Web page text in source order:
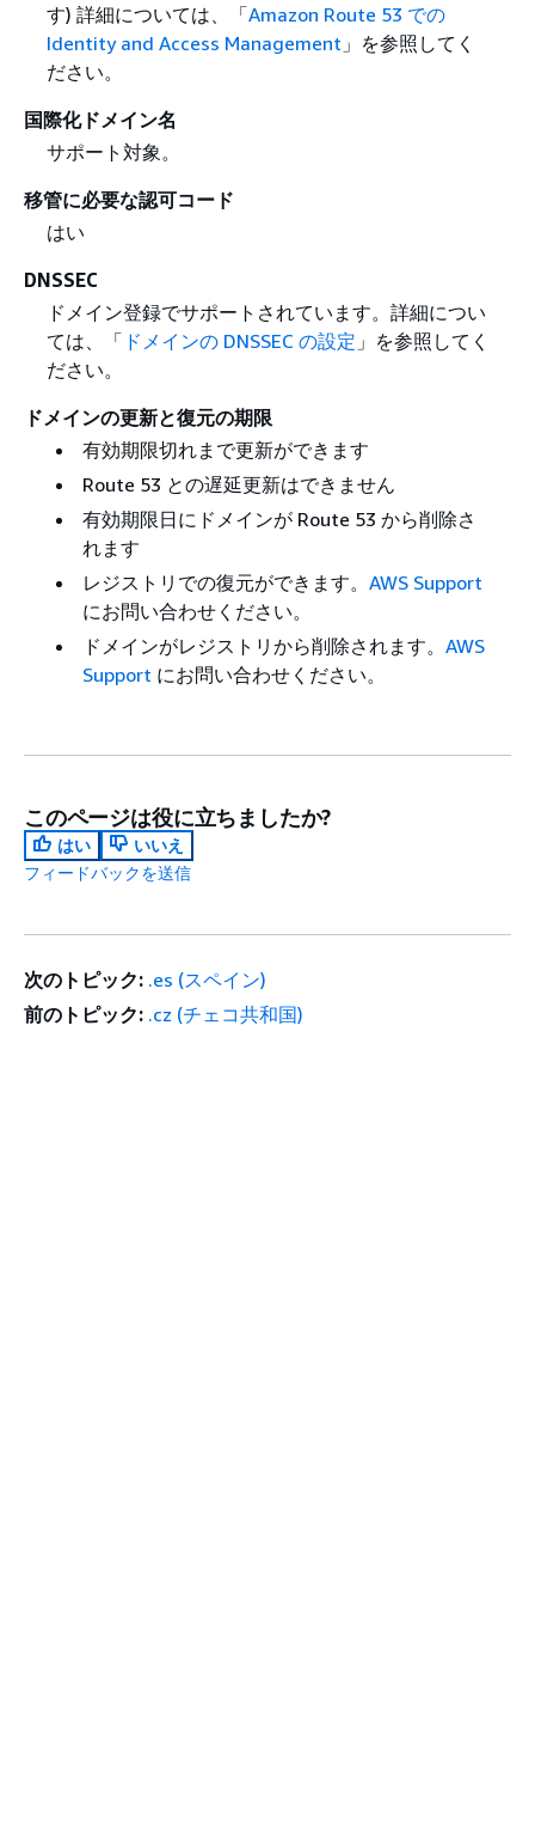
す) 詳細については、「Amazon Route 53 での
Identity and Access Management 」を参照してく
ださい。
国際化ドメイン名
サポート対象。
移管に必要な認可コード
はい
DNSSEC
ドメイン登録でサポートされています。詳細につい
ては、「 ドメインの DNSSEC の設定 」を参照してく
ださい。
ドメインの更新と復元の期限
有効期限切れまで更新ができます
Route 53 との遅延更新はできません
有効期限日にドメインが Route 53 から削除さ
れます
レジストリでの復元ができます。 AWS Support
にお問い合わせください。
ドメインがレジストリから削除されます。 AWS
Support にお問い合わせください。
このページは役に立ちましたか?
はい
いいえ
フィードバックを送信
次のトピック: .es (スペイン)
前のトピック: .cz (チェコ共和国)